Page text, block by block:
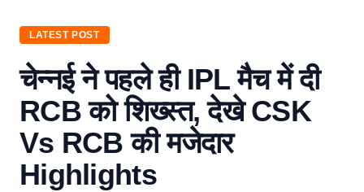
Navjagran
LATEST POST
चेन्नई ने पहले ही IPL मैच में दी
RCB को शिख्स्त, देखे CSK
Vs RCB की मजेदार
Highlights